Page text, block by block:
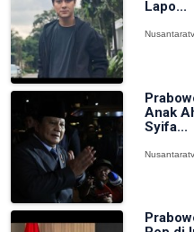
Lapo...
Anak
Syifa...